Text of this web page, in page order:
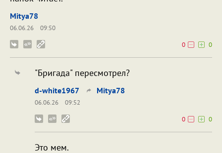
Mitya78
06.06.26
09:50
0
0
"Бригада" пересмотрел?
d-white1967 Mitya78
06.06.26
09:52
0
0
Это мем.